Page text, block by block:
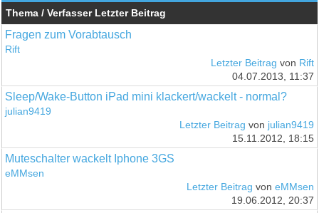
Thema / Verfasser Letzter Beitrag
Fragen zum Vorabtausch
Rift
Letzter Beitrag von Rift
04.07.2013, 11:37
Sleep/Wake-Button iPad mini klackert/wackelt - normal?
julian9419
Letzter Beitrag von julian9419
15.11.2012, 18:15
Muteschalter wackelt Iphone 3GS
eMMsen
Letzter Beitrag von eMMsen
19.06.2012, 20:37